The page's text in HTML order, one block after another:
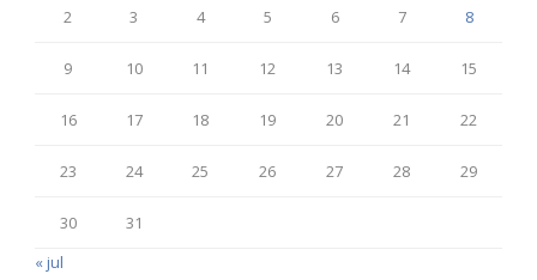
2 3 4 5 6 7 8
9 10 11 12 13 14 15
16 17 18 19 20 21 22
23 24 25 26 27 28 29
30
31
« jul